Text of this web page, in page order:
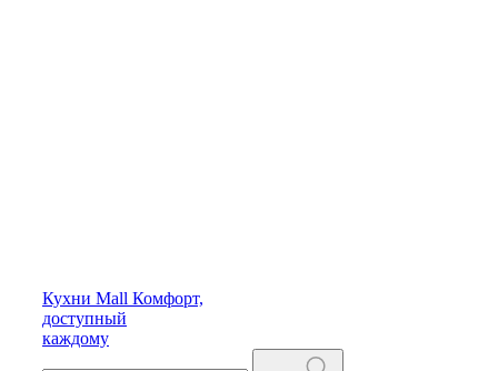
Кухни Mall Комфорт,
доступный
каждому